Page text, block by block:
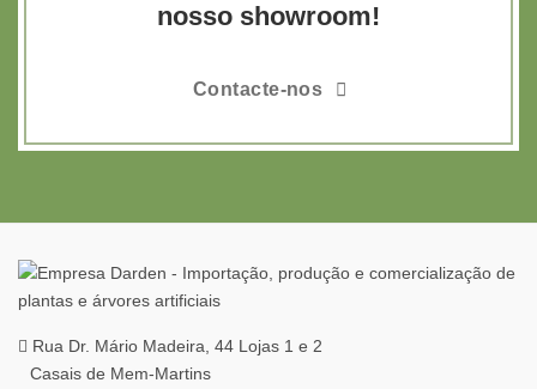
nosso showroom!
Contacte-nos
Rua Dr. Mário Madeira, 44 Lojas 1 e 2
Casais de Mem-Martins